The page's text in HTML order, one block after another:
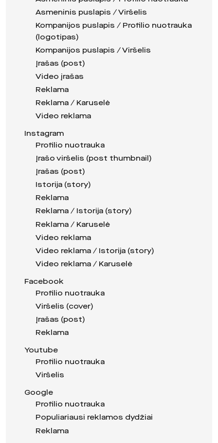
Asmeninis puslapis / Viršelis
Kompanijos puslapis / Profilio nuotrauka
(logotipas)
Kompanijos puslapis / Viršelis
Įrašas (post)
Video įrašas
Reklama
Reklama / Karuselė
Video reklama
Instagram
Profilio nuotrauka
Įrašo viršelis (post thumbnail)
Įrašas (post)
Istorija (story)
Reklama
Reklama / Istorija (story)
Reklama / Karuselė
Video reklama
Video reklama / Istorija (story)
Video reklama / Karuselė
Facebook
Profilio nuotrauka
Viršelis (cover)
Įrašas (post)
Reklama
Youtube
Profilio nuotrauka
Viršelis
Google
Profilio nuotrauka
Populiariausi reklamos dydžiai
Reklama